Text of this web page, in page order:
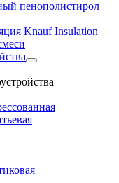
пенополистирол
Knauf Insulation